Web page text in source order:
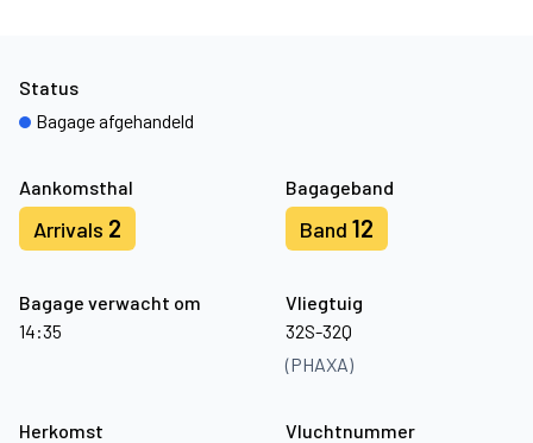
Aankomsthal
Arrivals 2
Bagageband
Band 12
Bagage verwacht om
14:35
Vliegtuig
32S-32Q
(PHAXA)
Status
Bagage afgehandeld
Herkomst
Vluchtnummer